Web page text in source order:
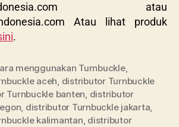
atau
Atau lihat produk
.
menggunakan Turnbuckle,
aceh, distributor Turnbuckle
Turnbuckle banten, distributor
, distributor Turnbuckle jakarta,
kalimantan, distributor